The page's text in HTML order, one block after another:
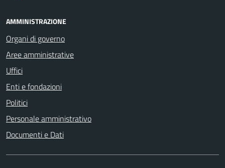
AMMINISTRAZIONE
Organi di governo
Aree amministrative
Uffici
Enti e fondazioni
Politici
Personale amministrativo
Documenti e Dati